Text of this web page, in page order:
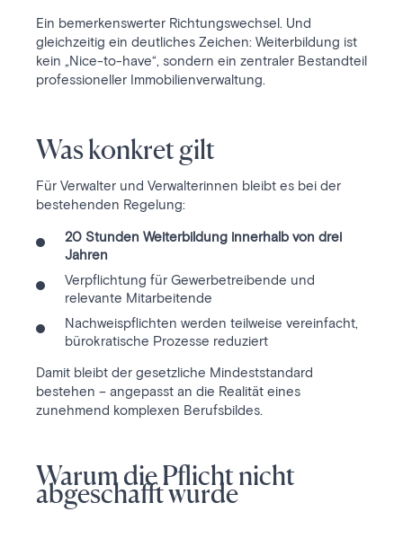
Ein bemerkenswerter Richtungswechsel. Und
gleichzeitig ein deutliches Zeichen: Weiterbildung ist
kein „Nice-to-have“, sondern ein zentraler Bestandteil
professioneller Immobilienverwaltung.
Was konkret gilt
Für Verwalter und Verwalterinnen bleibt es bei der
bestehenden Regelung:
20 Stunden Weiterbildung innerhalb von drei
Jahren
Verpflichtung für Gewerbetreibende und
relevante Mitarbeitende
Nachweispflichten werden teilweise vereinfacht,
bürokratische Prozesse reduziert
Damit bleibt der gesetzliche Mindeststandard
bestehen – angepasst an die Realität eines
zunehmend komplexen Berufsbildes.
Warum die Pflicht nicht
abgeschafft wurde